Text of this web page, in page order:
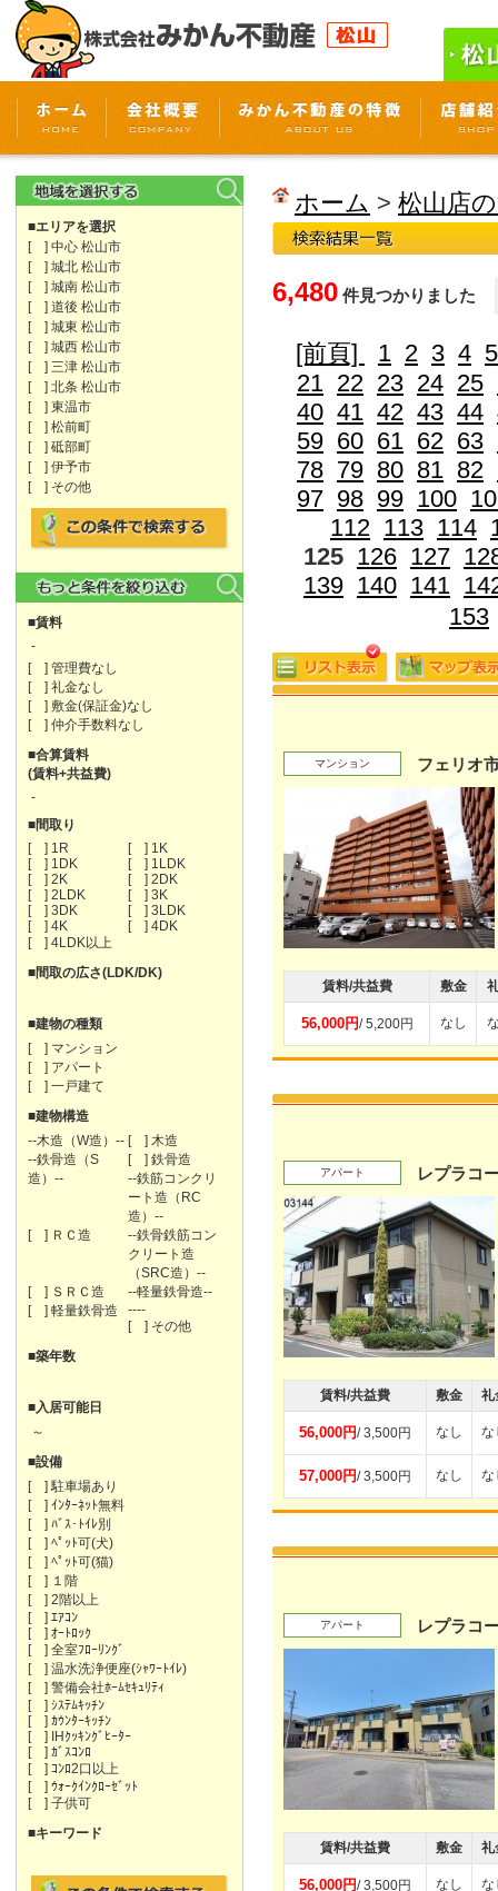
■エリアを選択
[ ] 中心 松山市
[ ] 城北 松山市
[ ] 城南 松山市
[ ] 道後 松山市
[ ] 城東 松山市
[ ] 城西 松山市
[ ] 三津 松山市
[ ] 北条 松山市
[ ] 東温市
[ ] 松前町
[ ] 砥部町
[ ] 伊予市
[ ] その他
■賃料
-
[ ] 管理費なし
[ ] 礼金なし
[ ] 敷金(保証金)なし
[ ] 仲介手数料なし
■合算賃料
(賃料+共益費)
-
■間取り
[ ] 1R
[ ] 1K
[ ] 1DK
[ ] 1LDK
[ ] 2K
[ ] 2DK
[ ] 2LDK
[ ] 3K
[ ] 3DK
[ ] 3LDK
[ ] 4K
[ ] 4DK
[ ] 4LDK以上
■間取の広さ(LDK/DK)
■建物の種類
[ ] マンション
[ ] アパート
[ ] 一戸建て
■建物構造
--木造（W造）-- [ ] 木造
--鉄骨造（S
造）--
[ ] 鉄骨造
--鉄筋コンクリ
ート造（RC
造）--
[ ] ＲＣ造
--鉄骨鉄筋コン
クリート造
（SRC造）--
[ ] ＳＲＣ造
--軽量鉄骨造--
[ ] 軽量鉄骨造
----
[ ] その他
■築年数
■入居可能日
～
■設備
[ ] 駐車場あり
[ ] ｲﾝﾀｰﾈｯﾄ無料
[ ] ﾊﾞｽ･ﾄｲﾚ別
[ ] ﾍﾟｯﾄ可(犬)
[ ] ﾍﾟｯﾄ可(猫)
[ ] １階
[ ] 2階以上
[ ] ｴｱｺﾝ
[ ] ｵｰﾄﾛｯｸ
[ ] 全室ﾌﾛｰﾘﾝｸﾞ
[ ] 温水洗浄便座(ｼｬﾜｰﾄｲﾚ)
[ ] 警備会社ﾎｰﾑｾｷｭﾘﾃｨ
[ ] ｼｽﾃﾑｷｯﾁﾝ
[ ] ｶｳﾝﾀｰｷｯﾁﾝ
[ ] IHｸｯｷﾝｸﾞﾋｰﾀｰ
[ ] ｶﾞｽｺﾝﾛ
[ ] ｺﾝﾛ2口以上
[ ] ｳｫｰｸｲﾝｸﾛｰｾﾞｯﾄ
[ ] 子供可
■キーワード
ホーム > 松山店
6,480 件見つかりました
[前頁] 1 2 3 4 5
21 22 23 24 25
40 41 42 43 44
59 60 61 62 63
78 79 80 81 82
97 98 99 100
112 113 114
125 126 127
139 140 141
153
マンション フェリオ
賃料/共益費 敷金
56,000円/ 5,200円 なし
アパート レプラコ
賃料/共益費 敷金 礼
56,000円/ 3,500円 なし な
57,000円/ 3,500円 なし な
アパート レプラコ
賃料/共益費 敷金 礼
56,000円/ 3,500円 なし な